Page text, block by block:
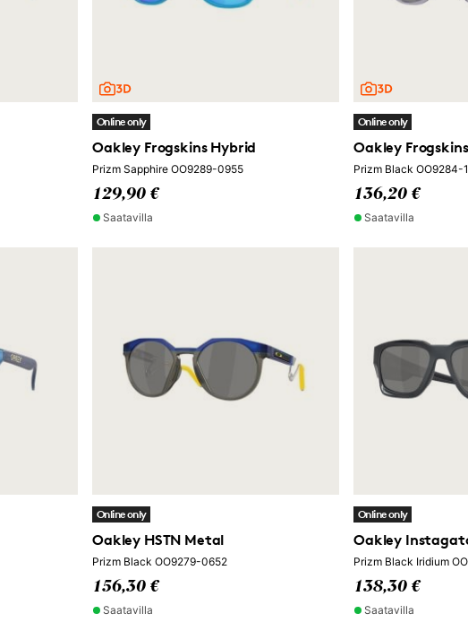
Online only
Oakley Frogskins Hybrid
Prizm Sapphire OO9289-0955
129,90 €
Saatavilla
Online only
Oakley
Prizm Black OO9284-
136,20 €
Saatavilla
Online only
Oakley HSTN Metal
Prizm Black OO9279-0652
156,30 €
Saatavilla
Online only
Oakley
Prizm Black Iridium
138,30 €
Saatavilla